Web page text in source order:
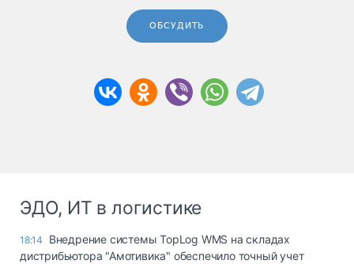
ОБСУДИТЬ
ЭДО, ИТ в логистике
18:14
Внедрение системы TopLog WMS на складах
дистрибьютора "Амотивика" обеспечило точный учет